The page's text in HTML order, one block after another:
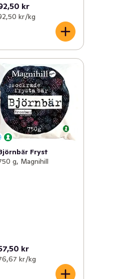
kr
kr /kg
Fryst
g, Magnihill
kr
kr /kg